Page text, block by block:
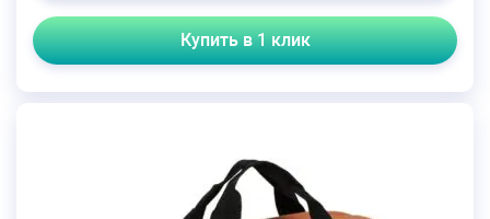
Купить в 1 клик